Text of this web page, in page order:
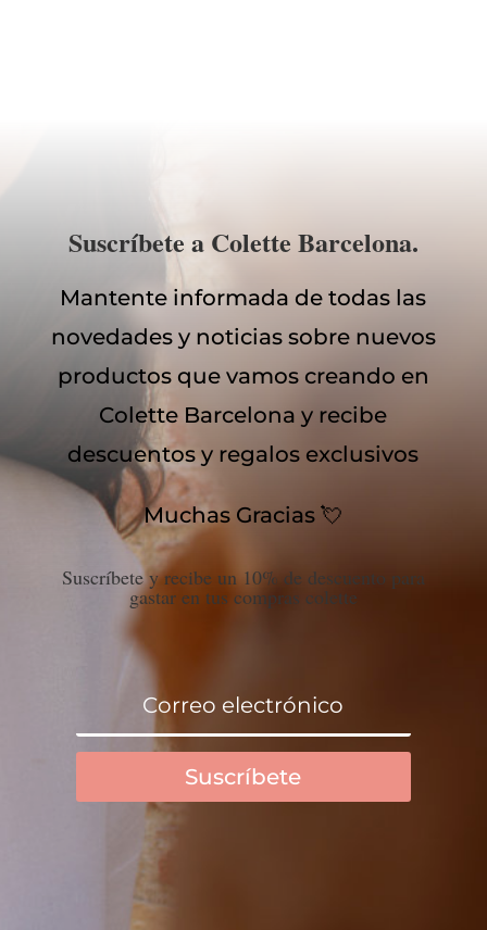
Suscríbete a Colette Barcelona.
Mantente informada de todas las
novedades y noticias sobre nuevos
productos que vamos creando en
Colette Barcelona y recibe
descuentos y regalos exclusivos
Muchas Gracias 💘
Suscríbete y recibe un 10% de descuento para
gastar en tus compras colette
Suscríbete